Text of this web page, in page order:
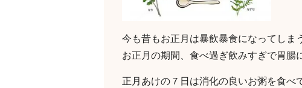
今も昔もお正月は暴飲暴食になってしま
お正月の期間、食べ過ぎ飲みすぎで胃腸
正月あけの７日は消化の良いお粥を食